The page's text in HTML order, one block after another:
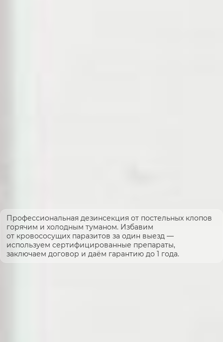
Профессиональная дезинсекция от постельных клопов
горячим и холодным туманом. Избавим
от кровососущих паразитов за один выезд —
используем сертифицированные препараты,
заключаем договор и даём гарантию до 1 года.